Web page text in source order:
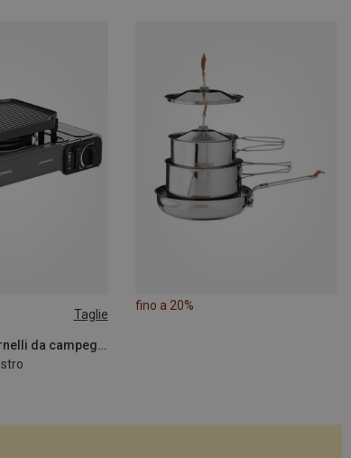
Taglie
Campingaz | Fornelli da campeggio
fino a 20%